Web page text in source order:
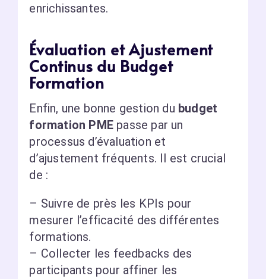
enrichissantes.
Évaluation et Ajustement
Continus du Budget
Formation
Enfin, une bonne gestion du budget
formation PME passe par un
processus d’évaluation et
d’ajustement fréquents. Il est crucial
de :
– Suivre de près les KPIs pour
mesurer l’efficacité des différentes
formations.
– Collecter les feedbacks des
participants pour affiner les